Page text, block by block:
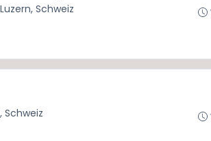
Schweiz
Schweiz